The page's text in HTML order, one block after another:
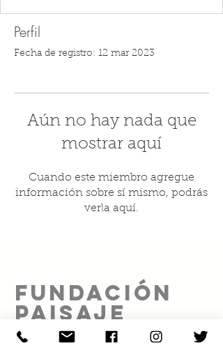
Perfil
Fecha de registro: 12 mar 2023
Aún no hay nada que
mostrar aquí
Cuando este miembro agregue
información sobre sí mismo, podrás
verla aquí.
FUNDACIÓN
PAISAJE
SOCIAL A.C.